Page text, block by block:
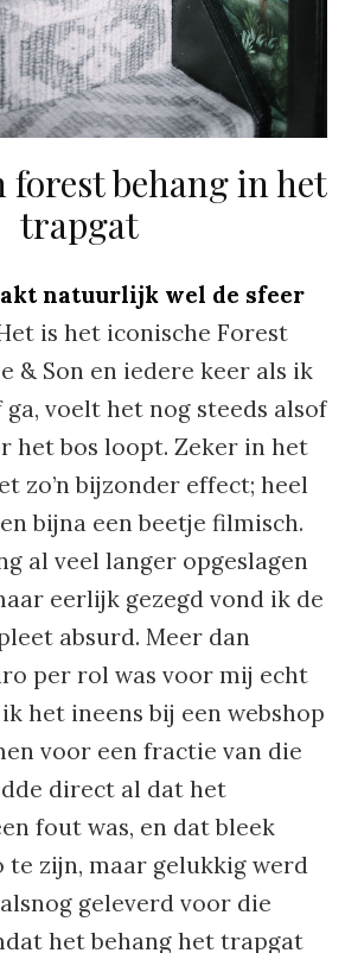
forest behang in het
trapgat
natuurlijk wel de sfeer
is het iconische Forest
& Son en iedere keer als ik
voelt het nog steeds alsof
het bos loopt. Zeker in het
zo’n bijzonder effect; heel
bijna een beetje filmisch.
al veel langer opgeslagen
eerlijk gezegd vond ik de
absurd. Meer dan
per rol was voor mij echt
het ineens bij een webshop
voor een fractie van die
direct al dat het
fout was, en dat bleek
te zijn, maar gelukkig werd
geleverd voor die
het behang het trapgat